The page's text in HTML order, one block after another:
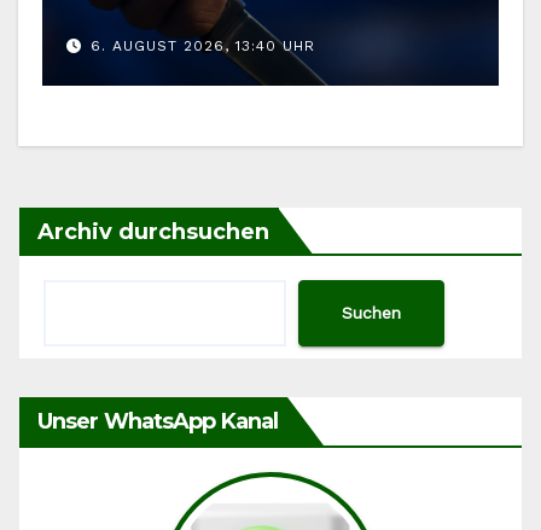
6. AUGUST 2026, 13:40 UHR
Archiv durchsuchen
Suchen
Unser WhatsApp Kanal